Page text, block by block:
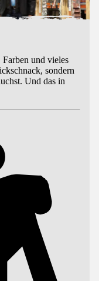
und vieles
sondern
Und das in